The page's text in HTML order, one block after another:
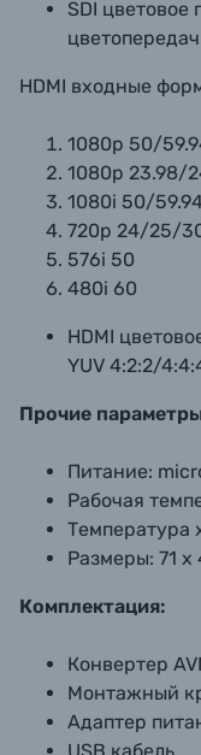
SDI цветовое
HDMI входные
1080p 50/
1080p 23.98/
1080i 50/
720p 24/25/
576i 50
480i 60
HDMI
YUV 4:2:2/
Прочие
Питание:
Рабочая
Температура
Размеры: 71 х
Комплектация:
Конвертер
Монтажный
Адаптер